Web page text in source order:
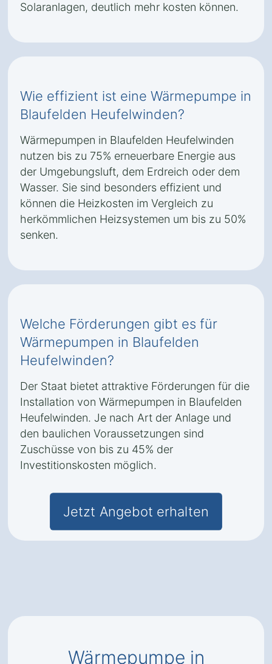
Solaranlagen, deutlich mehr kosten können.
Wie effizient ist eine Wärmepumpe in
Blaufelden Heufelwinden?
Wärmepumpen in Blaufelden Heufelwinden
nutzen bis zu 75% erneuerbare Energie aus
der Umgebungsluft, dem Erdreich oder dem
Wasser. Sie sind besonders effizient und
können die Heizkosten im Vergleich zu
herkömmlichen Heizsystemen um bis zu 50%
senken.
Welche Förderungen gibt es für
Wärmepumpen in Blaufelden
Heufelwinden?
Der Staat bietet attraktive Förderungen für die
Installation von Wärmepumpen in Blaufelden
Heufelwinden. Je nach Art der Anlage und
den baulichen Voraussetzungen sind
Zuschüsse von bis zu 45% der
Investitionskosten möglich.
Jetzt Angebot erhalten
Wärmepumpe in